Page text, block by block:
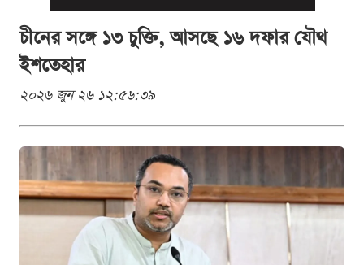
চীনের সঙ্গে ১৩ চুক্তি, আসছে ১৬ দফার যৌথ
ইশতেহার
২০২৬ জুন ২৬ ১২:৫৬:৩৯